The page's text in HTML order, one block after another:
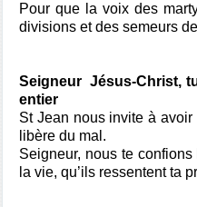
Pour que la voix des
divisions et des semeurs
Seigneur Jésus-Christ,
entier
St Jean nous invite à
libère du mal.
Seigneur, nous te
la vie, qu’ils ressentent ta